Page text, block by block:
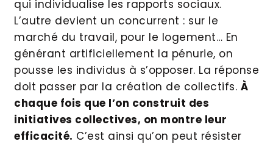
qui individualise les rapports sociaux.
L’autre devient un concurrent : sur le
marché du travail, pour le logement… En
générant artificiellement la pénurie, on
pousse les individus à s’opposer. La réponse
doit passer par la création de collectifs. À
chaque fois que l’on construit des
initiatives collectives, on montre leur
efficacité. C’est ainsi qu’on peut résister